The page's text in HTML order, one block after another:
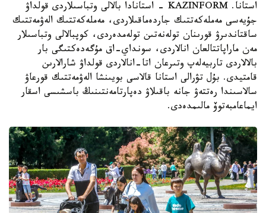
استانا. KAZINFORM - استانادا بالالى وتباسىلاردى قولداۋ
جۇيەسى مەملەكەتتىك جاردەماقىلاردى، مەملەكەتتىك الەۋمەتتىك
ساقتاندىرۋ قورىنان تولەنەتىن تولەمدەردى، كوپبالالى وتباسىلار
مەن ماراپاتتالعان انالاردى، سونداي-اق مۇگەدەكتىگى بار
بالالاردى تاربيەلەپ وتىرعان اتا-انالاردى قولداۋ شارالارىن
قامتيدى. بۇل تۋرالى استانا قالاسى بويىنشا الەۋمەتتىك قورعاۋ
سالاسىندا رەتتەۋ جانە باقىلاۋ دەپارتامەنتىنىڭ باسشىسى اسقار
ايماعامبەتوۆ مالىمدەدى.